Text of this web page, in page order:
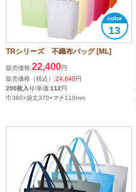
13
TRシリーズ 不織布バッグ [ML]
販売価格:22,400円
販売価格（税込）:24,640円
200枚入り/単価:112円
巾360×袋丈370×マチ110mm